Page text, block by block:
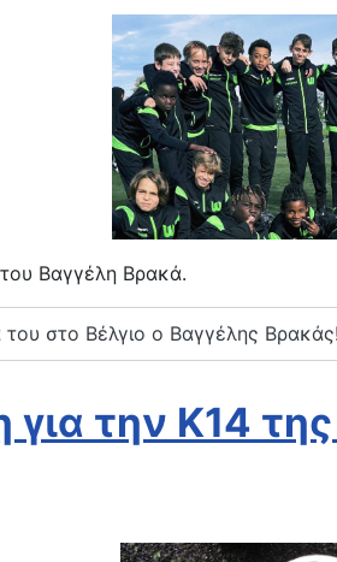
του Βαγγέλη Βρακά.
του στο Βέλγιο ο Βαγγέλης Βρακάς!
για την Κ14